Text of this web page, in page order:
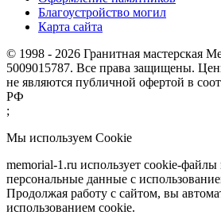
Благоустройство могил
Карта сайта
© 1998 - 2026 Гранитная мастерская
5009015787. Все права защищены.
не являются публичной офертой в
РФ
;
Мы используем Cookie
memorial-1.ru использует cookie-файлы
персональные данные с
Продолжая работу с сайтом, вы
использованием cookie.